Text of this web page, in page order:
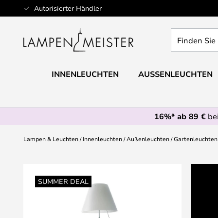
Autorisierter Händler
Zum
Inhalt
Sie
Leuchte...
INNENLEUCHTEN AUSSENLEUCHTEN
16%* ab 89 €
Lampen & Leuchten Innenleuchten Außenleuchten Gartenleuchten
SUMMER DEAL
Ende